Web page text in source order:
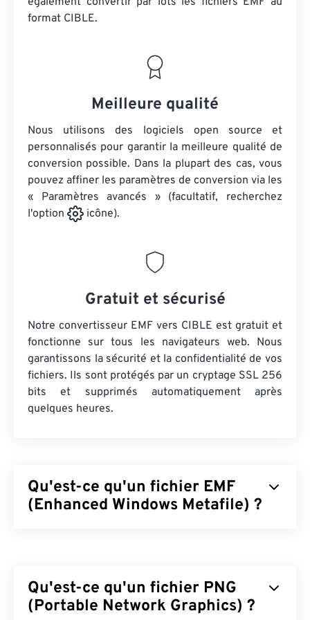
format CIBLE.
Meilleure qualité
Nous utilisons des logiciels open source et
personnalisés pour garantir la meilleure qualité de
conversion possible. Dans la plupart des cas, vous
pouvez affiner les paramètres de conversion via les
« Paramètres avancés » (facultatif, recherchez
l'option
icône).
Gratuit et sécurisé
Notre convertisseur EMF vers CIBLE est gratuit et
fonctionne sur tous les navigateurs web. Nous
garantissons la sécurité et la confidentialité de vos
fichiers. Ils sont protégés par un cryptage SSL 256
bits et supprimés automatiquement après
quelques heures.
Qu'est-ce qu'un fichier EMF
(Enhanced Windows Metafile) ?
Format). Avec une palette de couleurs étendue de
32 bits par pixel et une indépendance vis-à-vis du
Qu'est-ce qu'un fichier PNG
(Portable Network Graphics) ?